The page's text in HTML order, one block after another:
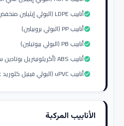
أنابيب LDPE (البولي إيثيلين منخفض الكثافة)check_circle
أنابيب PP (البولي بروبيلين)check_circle
أنابيب PB (البولي بيوتيلين)check_circle
أنابيب ABS (أكريلونيتريل بوتادين ستايرين)check_circle
أنابيب uPVC (البولي فينيل كلوريد غير الملدن)check_circle
الأنابيب المركبة